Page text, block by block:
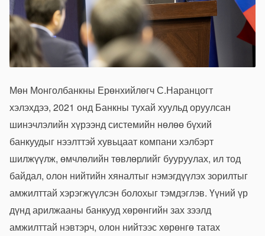
Мөн Монголбанкны Ерөнхийлөгч С.Наранцогт
хэлэхдээ, 2021 онд Банкны тухай хуульд оруулсан
шинэчлэлийн хүрээнд системийн нөлөө бүхий
банкуудыг нээлттэй хувьцаат компани хэлбэрт
шилжүүлж, өмчлөлийн төвлөрлийг бууруулах, ил тод
байдал, олон нийтийн хяналтыг нэмэгдүүлэх зорилтыг
амжилттай хэрэгжүүлсэн болохыг тэмдэглэв. Үүний үр
дүнд арилжааны банкууд хөрөнгийн зах зээлд
амжилттай нэвтэрч, олон нийтээс хөрөнгө татах